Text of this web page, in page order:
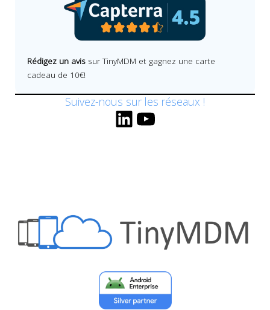
Rédigez un avissur TinyMDM et gagnez une carte
cadeau de 10€!
Suivez-nous sur les réseaux !
LinkedIn
YouTube